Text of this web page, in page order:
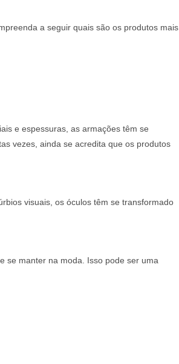
a seguir quais são os produtos mais
e espessuras, as armações têm se
vezes, ainda se acredita que os produtos
visuais, os óculos têm se transformado
se manter na moda. Isso pode ser uma